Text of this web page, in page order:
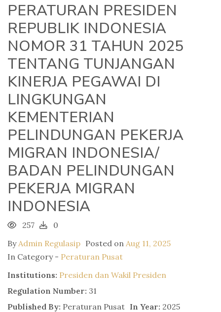
PERATURAN PRESIDEN
REPUBLIK INDONESIA
NOMOR 31 TAHUN 2025
TENTANG TUNJANGAN
KINERJA PEGAWAI DI
LINGKUNGAN
KEMENTERIAN
PELINDUNGAN PEKERJA
MIGRAN INDONESIA/
BADAN PELINDUNGAN
PEKERJA MIGRAN
INDONESIA
257
0
ByAdmin Regulasip Posted on Aug 11, 2025
In Category - Peraturan Pusat
Institutions: Presiden dan Wakil Presiden
Regulation Number: 31
Published By: Peraturan Pusat In Year: 2025